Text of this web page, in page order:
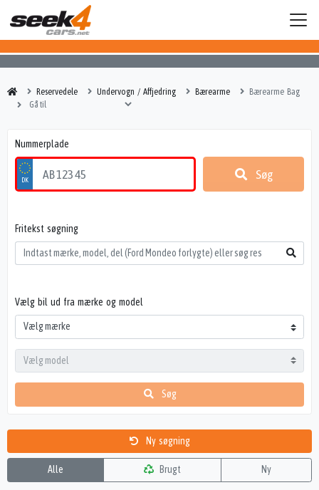
Reservedele Undervogn / Affjedring Bærearme Bærearme Bag
Nummerplade
Søg
Fritekst søgning
Vælg bil ud fra mærke og model
Søg
Ny søgning
Alle Brugt Ny